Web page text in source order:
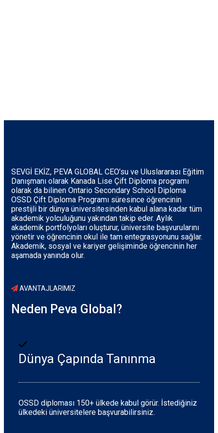
SEVGİ EKİZ, PEVA GLOBAL CEO’su ve Uluslararası Eğitim
Danışmanı olarak Kanada Lise Çift Diploma programı
olarak da bilinen Ontario Secondary School Diploma
OSSD Çift Diploma Programı süresince öğrencinin
prestijli bir dünya üniversitesinden kabul alana kadar tüm
akademik yolculuğunu yakından takip eder. Aylık
akademik portfolyoları oluşturur, üniversite başvurularını
yönetir ve öğrencinin okul ile tam entegrasyonunu sağlar.
Akademik, sosyal ve kariyer gelişiminde öğrencinin her
aşamada yanında olur.
AVANTAJLARIMIZ
Neden Peva Global?
Dünya Çapında Tanınma
OSSD diploması 150+ ülkede kabul görür. İstediğiniz
ülkedeki üniversitelere başvurabilirsiniz.